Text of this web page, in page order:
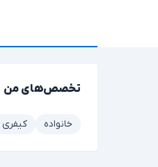
تخصص‌های من
خانواده کیفری